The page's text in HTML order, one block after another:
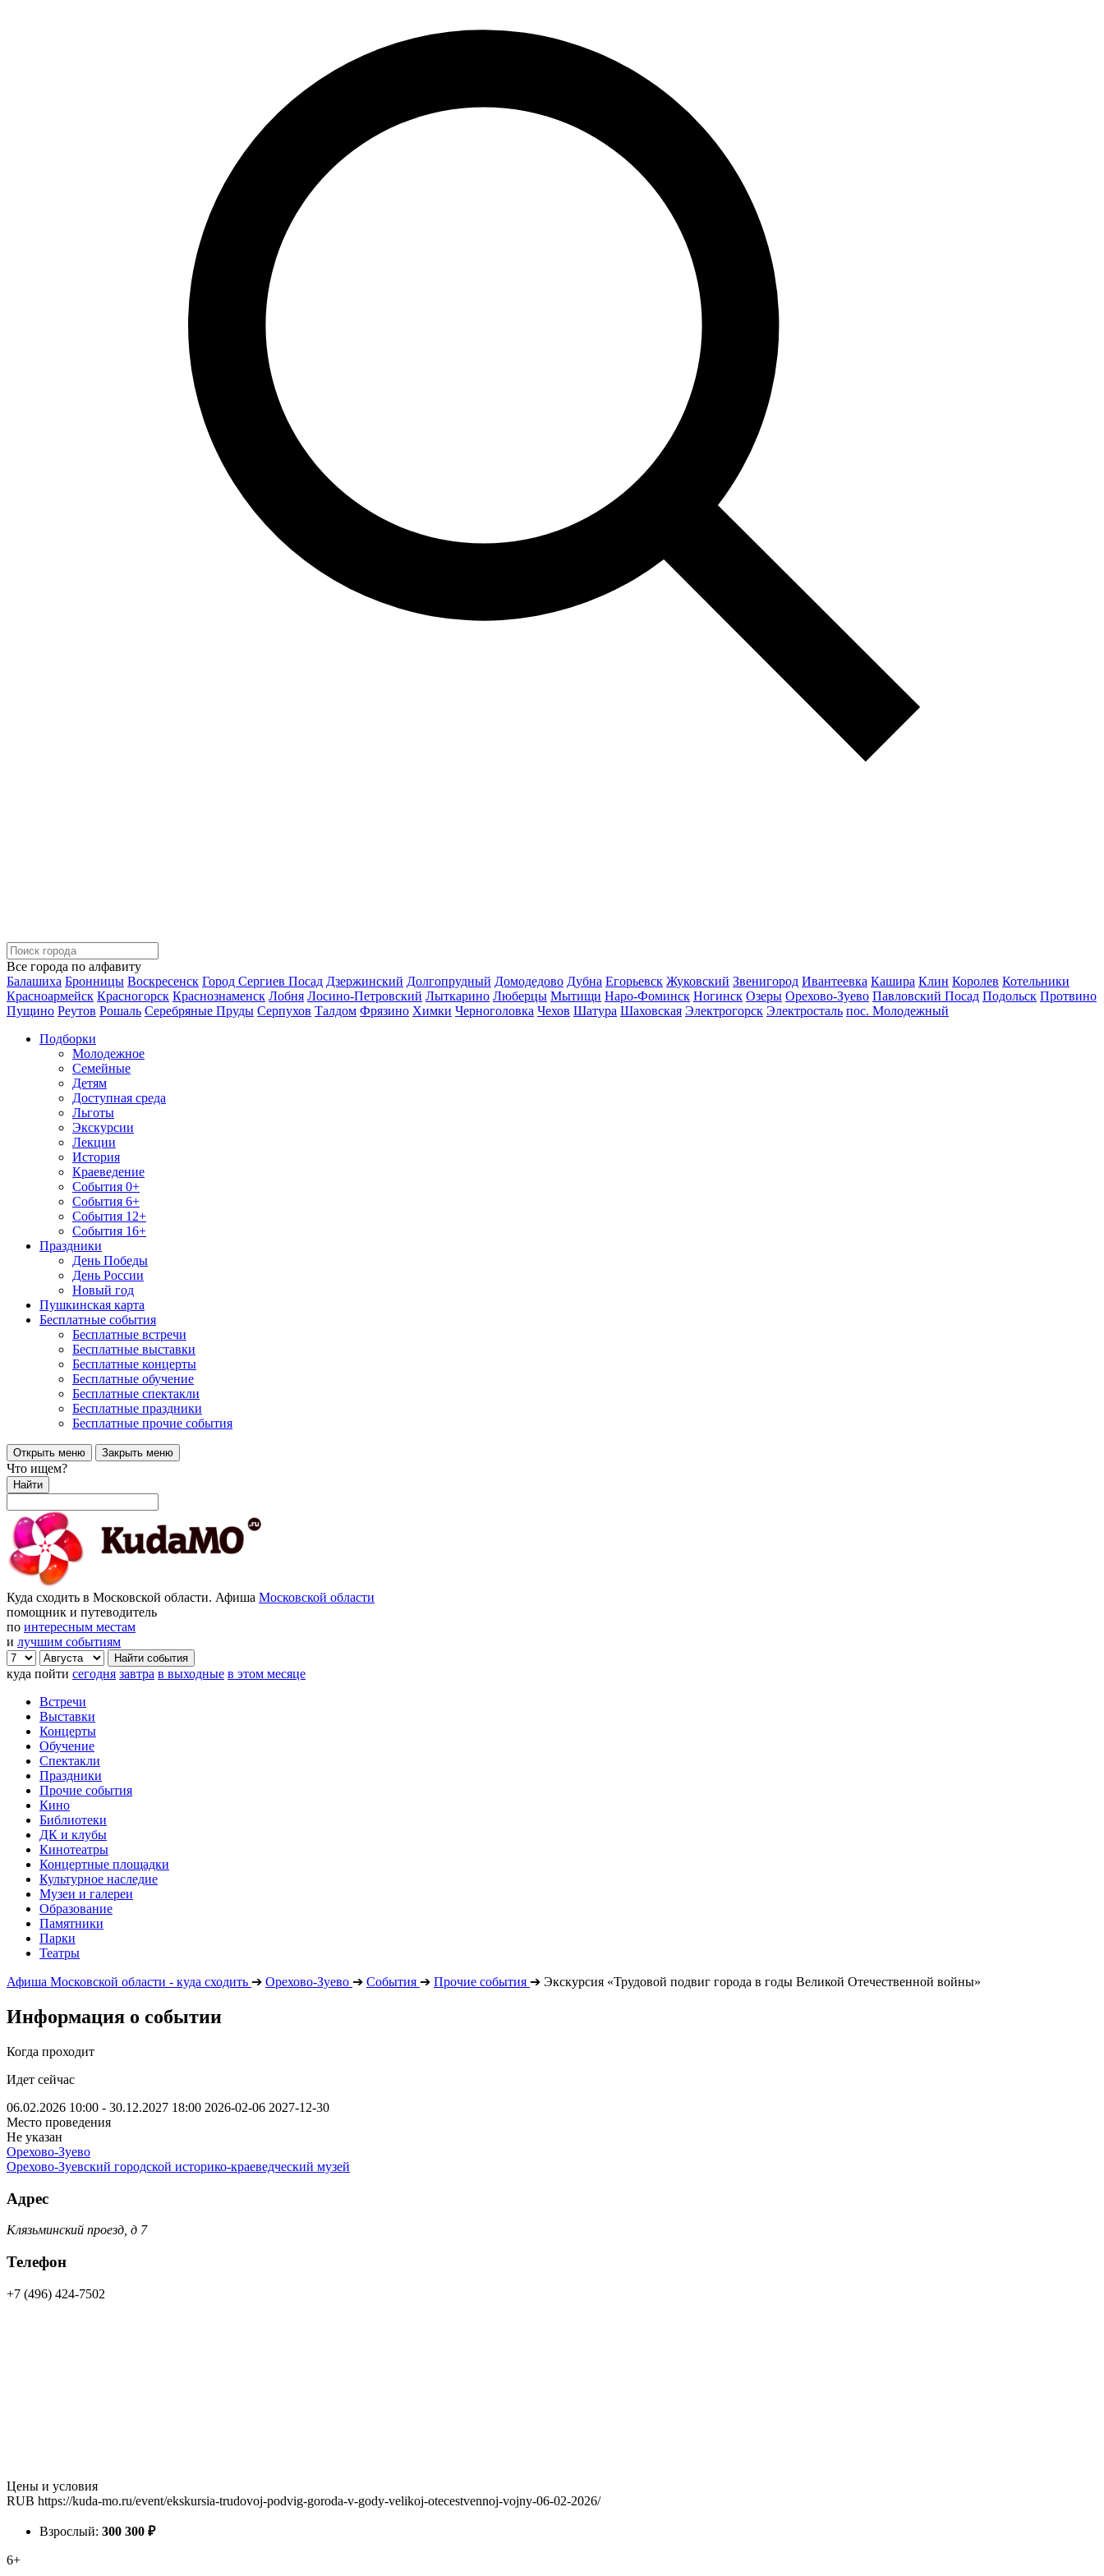
Все города по алфавиту
Балашиха Бронницы Воскресенск Город Сергиев Посад Дзержинский Долгопрудный Домодедово Дубна Егорьевск Жуковский Звенигород Ивантеевка Кашира Клин Королев Котельники
Красноармейск Красногорск Краснознаменск Лобня Лосино-Петровский Лыткарино Люберцы Мытищи Наро-Фоминск Ногинск Озеры Орехово-Зуево Павловский Посад Подольск Протвино
Пущино Реутов Рошаль Серебряные Пруды Серпухов Талдом Фрязино Химки Черноголовка Чехов Шатура Шаховская Электрогорск Электросталь пос. Молодежный
Подборки
Молодежное
Семейные
Детям
Доступная среда
Льготы
Экскурсии
Лекции
История
Краеведение
События 0+
События 6+
События 12+
События 16+
Праздники
День Победы
День России
Новый год
Пушкинская карта
Бесплатные события
Бесплатные встречи
Бесплатные выставки
Бесплатные концерты
Бесплатные обучение
Бесплатные спектакли
Бесплатные праздники
Бесплатные прочие события
Открыть меню Закрыть меню
Что ищем?
Найти
Куда сходить в Московской области. Афиша Московской области
помощник и путеводитель
по интересным местам
и лучшим событиям
куда пойти сегодня завтра в выходные в этом месяце
Встречи
Выставки
Концерты
Обучение
Спектакли
Праздники
Прочие события
Кино
Библиотеки
ДК и клубы
Кинотеатры
Концертные площадки
Культурное наследие
Музеи и галереи
Образование
Памятники
Парки
Театры
Афиша Московской области - куда сходить ➔ Орехово-Зуево ➔ События ➔ Прочие события ➔ Экскурсия «Трудовой подвиг города в годы Великой Отечественной войны»
Информация о событии
Когда проходит
Идет сейчас
06.02.2026 10:00 - 30.12.2027 18:00 2026-02-06 2027-12-30
Место проведения
Не указан
Орехово-Зуево
Орехово-Зуевский городской историко-краеведческий музей
Адрес
Клязьминский проезд, д 7
Телефон
+7 (496) 424-7502
Цены и условия
RUB https://kuda-mo.ru/event/ekskursia-trudovoj-podvig-goroda-v-gody-velikoj-otecestvennoj-vojny-06-02-2026/
Взрослый: 300 300 ₽
6+